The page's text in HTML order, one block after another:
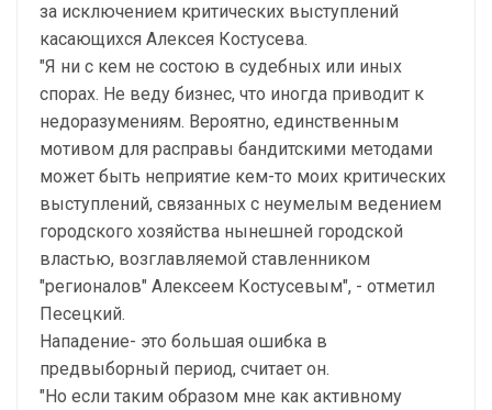
за исключением критических выступлений
касающихся Алексея Костусева.
"Я ни с кем не состою в судебных или иных
спорах. Не веду бизнес, что иногда приводит к
недоразумениям. Вероятно, единственным
мотивом для расправы бандитскими методами
может быть неприятие кем-то моих критических
выступлений, связанных с неумелым ведением
городского хозяйства нынешней городской
властью, возглавляемой ставленником
"регионалов" Алексеем Костусевым", - отметил
Песецкий.
Нападение- это большая ошибка в
предвыборный период, считает он.
"Но если таким образом мне как активному